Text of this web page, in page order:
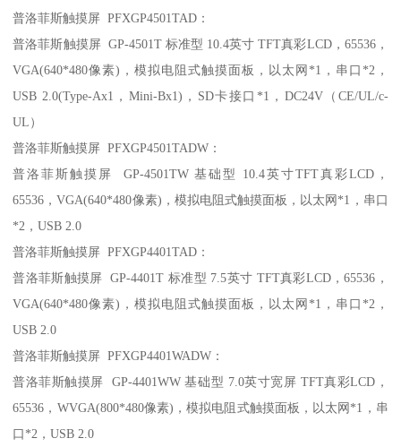
普洛菲斯触摸屏 PFXGP4501TAD：
普洛菲斯触摸屏 GP-4501T 标准型 10.4英寸 TFT真彩LCD，65536，
VGA(640*480像素)，模拟电阻式触摸面板，以太网*1，串口*2，
USB 2.0(Type-Ax1，Mini-Bx1)，SD卡接口*1，DC24V（CE/UL/c-
UL）
普洛菲斯触摸屏 PFXGP4501TADW：
普洛菲斯触摸屏 GP-4501TW 基础型 10.4英寸TFT真彩LCD，
65536，VGA(640*480像素)，模拟电阻式触摸面板，以太网*1，串口
*2，USB 2.0
普洛菲斯触摸屏 PFXGP4401TAD：
普洛菲斯触摸屏 GP-4401T 标准型 7.5英寸 TFT真彩LCD，65536，
VGA(640*480像素)，模拟电阻式触摸面板，以太网*1，串口*2，
USB 2.0
普洛菲斯触摸屏 PFXGP4401WADW：
普洛菲斯触摸屏 GP-4401WW 基础型 7.0英寸宽屏 TFT真彩LCD，
65536，WVGA(800*480像素)，模拟电阻式触摸面板，以太网*1，串
口*2，USB 2.0